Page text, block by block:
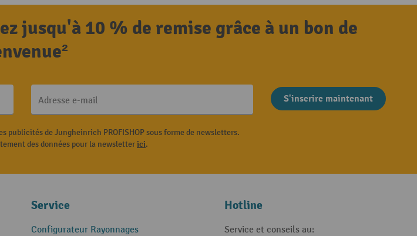
jusqu'à 10 % de remise grâce à un bon de
Adresse e-mail S'inscrire maintenant
publicités de Jungheinrich PROFISHOP sous forme de newsletters.
des données pour la newsletterici.
Service
Configurateur Rayonnages
Hotline
Service et conseils au: